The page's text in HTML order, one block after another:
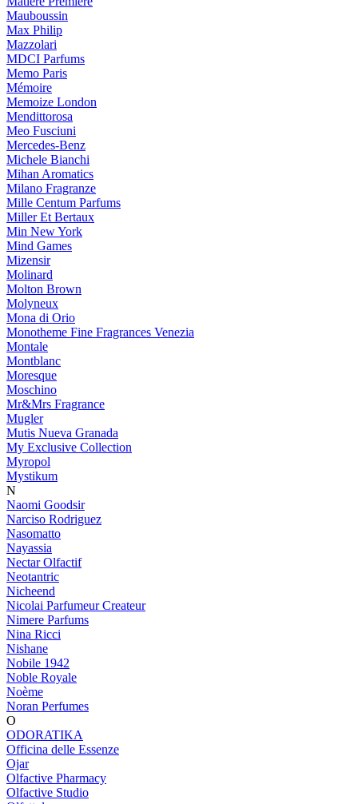
Mauboussin
Max Philip
Mazzolari
MDCI Parfums
Memo Paris
Mémoire
Memoize London
Mendittorosa
Meo Fusciuni
Mercedes-Benz
Michele Bianchi
Mihan Aromatics
Milano Fragranze
Mille Centum Parfums
Miller Et Bertaux
Min New York
Mind Games
Mizensir
Molinard
Molton Brown
Molyneux
Mona di Orio
Monotheme Fine Fragrances Venezia
Montale
Montblanc
Moresque
Moschino
Mr&Mrs Fragrance
Mugler
Mutis Nueva Granada
My Exclusive Collection
Myropol
Mystikum
N
Naomi Goodsir
Narciso Rodriguez
Nasomatto
Nayassia
Nectar Olfactif
Neotantric
Nicheend
Nicolai Parfumeur Createur
Nimere Parfums
Nina Ricci
Nishane
Nobile 1942
Noble Royale
Noème
Noran Perfumes
O
ODORATIKA
Officina delle Essenze
Ojar
Olfactive Pharmacy
Olfactive Studio